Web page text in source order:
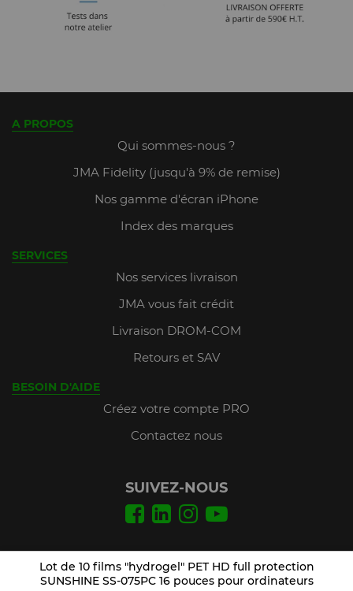
Lot de 10 films "hydrogel" PET HD full protection
SUNSHINE SS-075PC 16 pouces pour ordinateurs
A PROPOS
Qui sommes-nous ?
JMA Fidelity (jusqu'à 9% de remise)
Nos gamme d'écran iPhone
Index des marques
SERVICES
Nos services livraison
JMA vous fait crédit
Livraison DROM-COM
Retours et SAV
BESOIN D'AIDE
Créez votre compte PRO
Contactez nous
SUIVEZ-NOUS
Mentions légales